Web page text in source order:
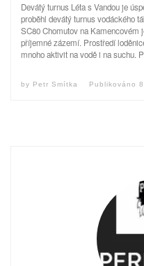
Devátý turnus Léta s Vandou je
proběhl devátý turnus vodáckého
SC80 Chomutov na
příjemné zázemí. Prostředí
mnoho aktivit na vodě i na suchu.
by Petr Smítka Publikováno